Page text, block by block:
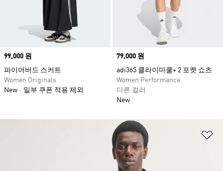
Price
99,000 원
파이어버드 스커트
Women Originals
New
일부 쿠폰 적용 제외
Price
79,000 원
adi365 클라이마쿨+ 2 포켓 쇼츠
Women Performance
다른 컬러
New